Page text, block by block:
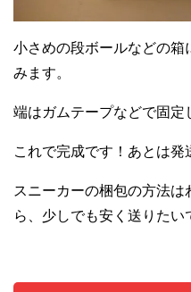
小さめの段ボールなどの
みます。
端はガムテープなどで固定
これで完成です！あとは発
スニーカーの梱包の方法
ら、少しでも安く送りたい